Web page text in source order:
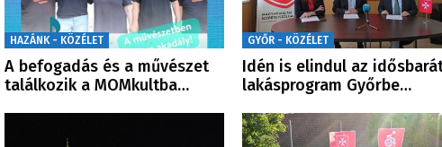
HAZÁNK - KÖZÉLET
A befogadás és a művészet
találkozik a MOMkultba…
GYŐR - KÖZÉLET
Idén is elindul az
lakásprogram Győrbe…